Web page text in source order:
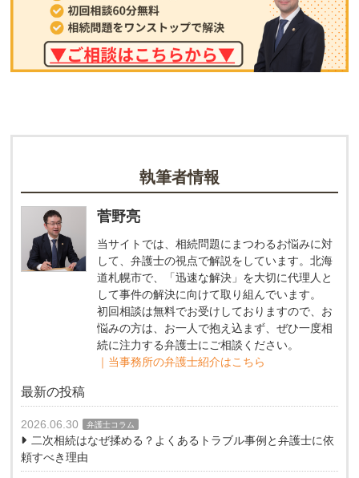
執筆者情報
菅野亮
当サイトでは、相続問題にまつわるお悩みに対
して、弁護士の視点で解説をしています。北海
道札幌市で、「迅速な解決」を大切に代理人と
して事件の解決に向けて取り組んでいます。
初回相談は無料でお受けしておりますので、お
悩みの方は、お一人で抱え込まず、ぜひ一度相
続に注力する弁護士にご相談ください。
｜当事務所の弁護士紹介はこちら
最新の投稿
2026.06.30 弁護士コラム
二次相続はなぜ揉める？よくあるトラブル事例と弁護士に依
頼すべき理由